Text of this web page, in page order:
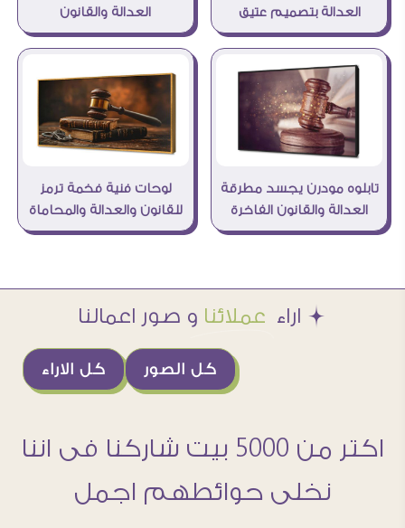
العدالة بتصميم عتيق
العدالة والقانون
تابلوه مودرن يجسد مطرقة
العدالة والقانون الفاخرة
لوحات فنية فخمة ترمز
للقانون والعدالة والمحاماة
Æ اراء عملائنا و صور اعمالنا
كل الاراء كل الصور
اكتر من 5000 بيت شاركنا فى اننا
نخلى حوائطهم اجمل